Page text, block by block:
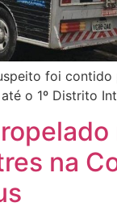
foi contido
o 1º Distrito
na